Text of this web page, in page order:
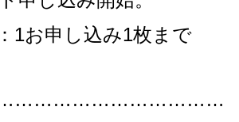
1お申し込み1枚まで